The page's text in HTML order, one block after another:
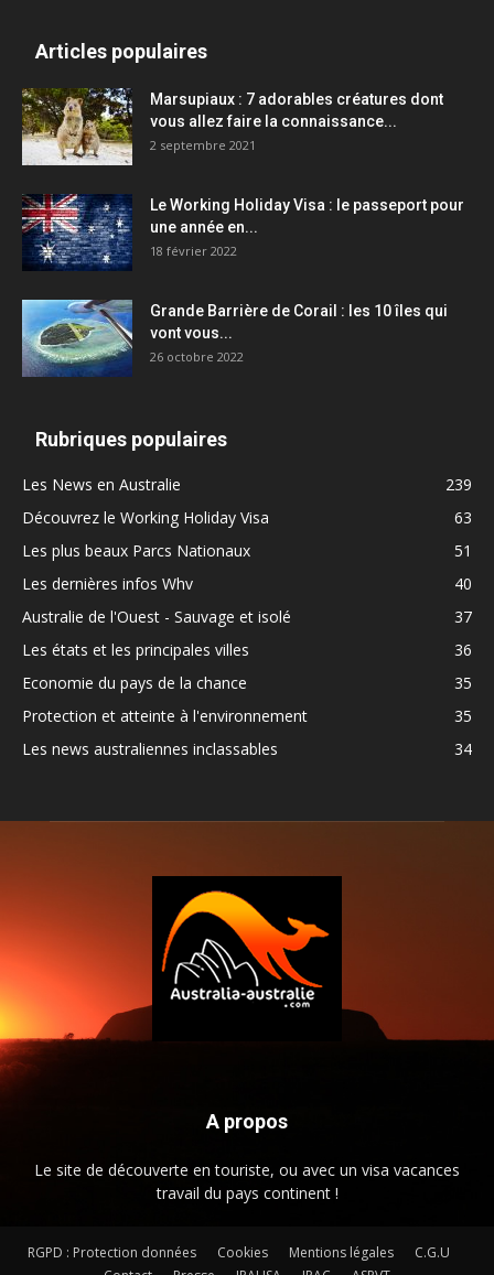
Articles populaires
Marsupiaux : 7 adorables créatures dont
vous allez faire la connaissance...
2 septembre 2021
Le Working Holiday Visa : le passeport pour
une année en...
18 février 2022
Grande Barrière de Corail : les 10 îles qui
vont vous...
26 octobre 2022
Rubriques populaires
Les News en Australie
239
Découvrez le Working Holiday Visa
63
Les plus beaux Parcs Nationaux
51
Les dernières infos Whv
40
Australie de l'Ouest - Sauvage et isolé
37
Les états et les principales villes
36
Economie du pays de la chance
35
Protection et atteinte à l'environnement
35
Les news australiennes inclassables
34
A propos
Le site de découverte en touriste, ou avec un visa vacances
travail du pays continent !
RGPD : Protection données Cookies Mentions légales
C.G.U